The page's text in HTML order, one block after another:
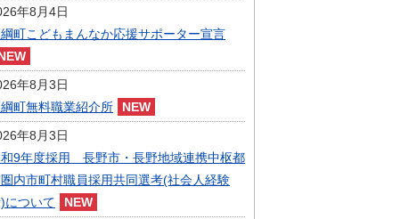
指定管理者制度
人材募集
人事・職員募集
まちづくり
庁舎建設
年8月4日
町こどもまんなか応援サポーター宣言
年8月3日
町無料職業紹介所
年8月3日
9年度採用 長野市・長野地域連携中枢都
内市町村職員採用共同選考(社会人経験
について